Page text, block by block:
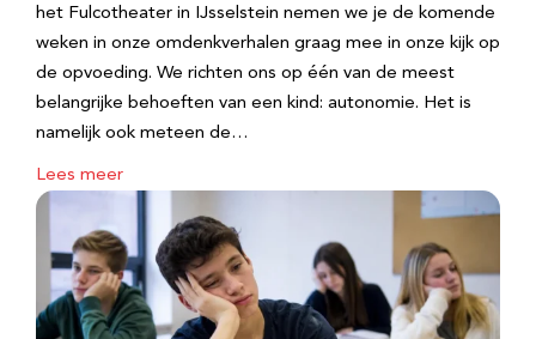
het Fulcotheater in IJsselstein nemen we je de komende
weken in onze omdenkverhalen graag mee in onze kijk op
de opvoeding. We richten ons op één van de meest
belangrijke behoeften van een kind: autonomie. Het is
namelijk ook meteen de…
Lees meer